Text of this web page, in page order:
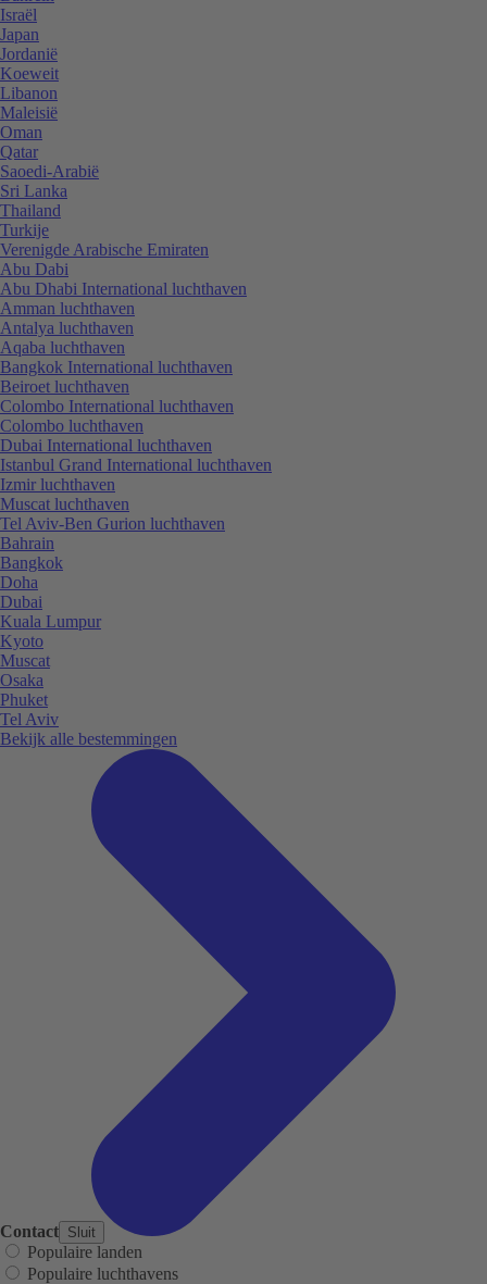
Contact Sluit
Israël
Japan
Jordanië
Koeweit
Libanon
Maleisië
Oman
Qatar
Saoedi-Arabië
Sri Lanka
Thailand
Turkije
Verenigde Arabische Emiraten
Abu Dabi
Abu Dhabi International luchthaven
Amman luchthaven
Antalya luchthaven
Aqaba luchthaven
Bangkok International luchthaven
Beiroet luchthaven
Colombo International luchthaven
Colombo luchthaven
Dubai International luchthaven
Istanbul Grand International luchthaven
Izmir luchthaven
Muscat luchthaven
Tel Aviv-Ben Gurion luchthaven
Bahrain
Bangkok
Doha
Dubai
Kuala Lumpur
Kyoto
Muscat
Osaka
Phuket
Tel Aviv
Bekijk alle bestemmingen
Populaire landen
Populaire luchthavens